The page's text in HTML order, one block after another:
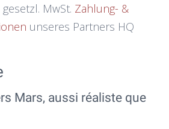
MwSt. Zahlung- &
unseres Partners HQ
Mars, aussi réaliste que